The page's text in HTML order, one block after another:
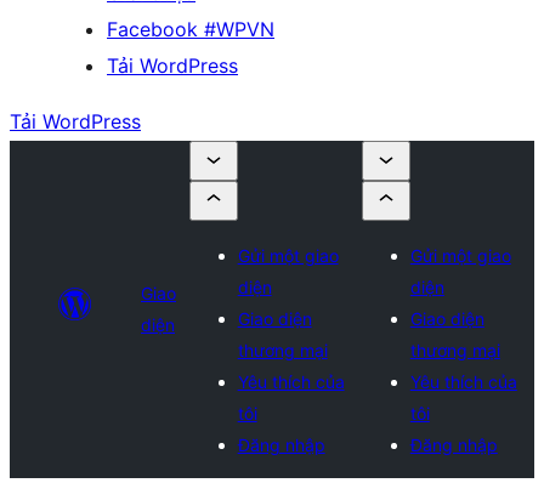
Facebook #WPVN
Tải WordPress
Tải WordPress
Giao
diện
Gửi một giao
diện
Giao diện
thương mại
Yêu thích của
tôi
Đăng nhập
Gửi một giao
diện
Giao diện
thương mại
Yêu thích của
tôi
Đăng nhập